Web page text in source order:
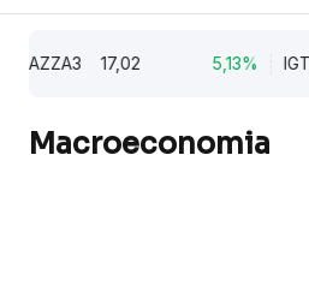
AZZA3 17,02 5,13% IGTI11
Macroeconomia